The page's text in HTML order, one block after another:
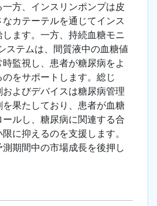
方、インスリンポンプは皮
カテーテルを通じてインス
ます。一方、持続血糖モニ
ステムは、間質液中の血糖値
監視し、患者が糖尿病をよ
をサポートします。総じ
よびデバイスは糖尿病管理
果たしており、患者が血糖
ルし、糖尿病に関連する合
に抑えるのを支援します。
期間中の市場成長を後押し